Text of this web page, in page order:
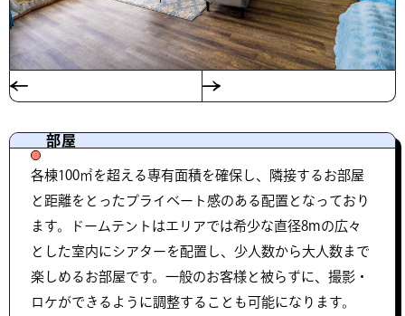
部屋
各棟100㎡を超える専有面積を確保し、隣接するお部屋
と距離をとったプライベート感のある配置となっており
ます。ドームテントはエリアでは希少な直径8mの広々
とした室内にシアターを配置し、少人数から大人数まで
楽しめるお部屋です。一般のお客様と被らずに、撮影・
ロケができるように調整することも可能になります。